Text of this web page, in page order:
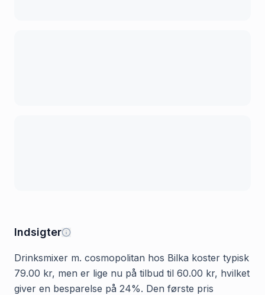
Indsigter
Drinksmixer m. cosmopolitan hos Bilka koster typisk
79.00 kr, men er lige nu på tilbud til 60.00 kr, hvilket
giver en besparelse på 24%. Den første pris